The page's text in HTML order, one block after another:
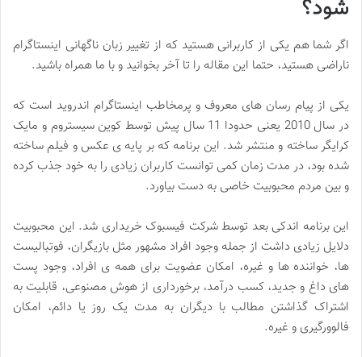
شود؟
اگر شما هم یکی از کاربرانی هستید که از تغییر زبان ناگهانی اینستاگرام
ناراضی هستید، حتما این مقاله را تا آخر بخوانید و با ما همراه باشید.
یکی از پیام رسان های معروف و پرمخاطب اینستاگرام اندروید است که
در سال 2010 یعنی حدودا 11 سال پیش توسط کوین سیستروم و مایک
کرایگر ساخته و منتشر شد. این برنامه که بر پایه ی عکس و فیلم ساخته
شده بود، در مدت زمان کمی توانست کاربران زیادی را به خود جذب کرده
و بین مردم محبوبیت خاصی به دست بیاورد.
این برنامه اندکی بعد توسط شرکت فیسبوک خریداری شد. این محبوبیت
دلایل زیادی داشت از جمله وجود افراد مشهور مثل بازیگران، فوتبالیست
ها، خواننده ها و غیره، امکان عضویت برای همه ی افراد، وجود پست
های داغ و جدید، کسب درآمد، برخورداری از هوش‌ مصنوعی، قابلیت به
اشتراک گذاشتن مطالب با دیگران به مدت یک روز یا دائم، امکان
فالوورگیری و غیره.